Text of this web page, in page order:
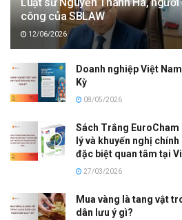
công của SBLAW
12/06/2026
Doanh nghiệp Việt
Kỳ
08/05/2026
Sách Trắng EuroCham
lý và khuyến nghị
đặc biệt quan tâm tại
27/03/2026
Mua vàng là tang vật
dân lưu ý gì?